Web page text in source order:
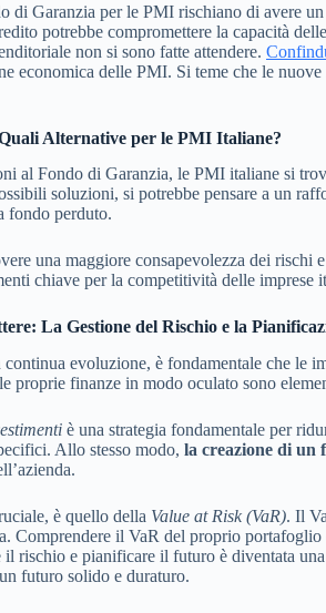
di Garanzia per le PMI rischiano di avere
potrebbe compromettere la capacità
non si sono fatte attendere.
economica delle PMI. Si teme che le
Alternative per le PMI Italiane?
al Fondo di Garanzia, le PMI italiane si
soluzioni, si potrebbe pensare a un
fondo perduto.
una maggiore consapevolezza dei
chiave per la competitività delle imprese
La Gestione del Rischio e la
evoluzione, è fondamentale che le
proprie finanze in modo oculato sono
è una strategia fondamentale per
Allo stesso modo, la creazione di un
è quello della Value at Risk (VaR). Il
Comprendere il VaR del proprio
rischio e pianificare il futuro è diventata
futuro solido e duraturo.